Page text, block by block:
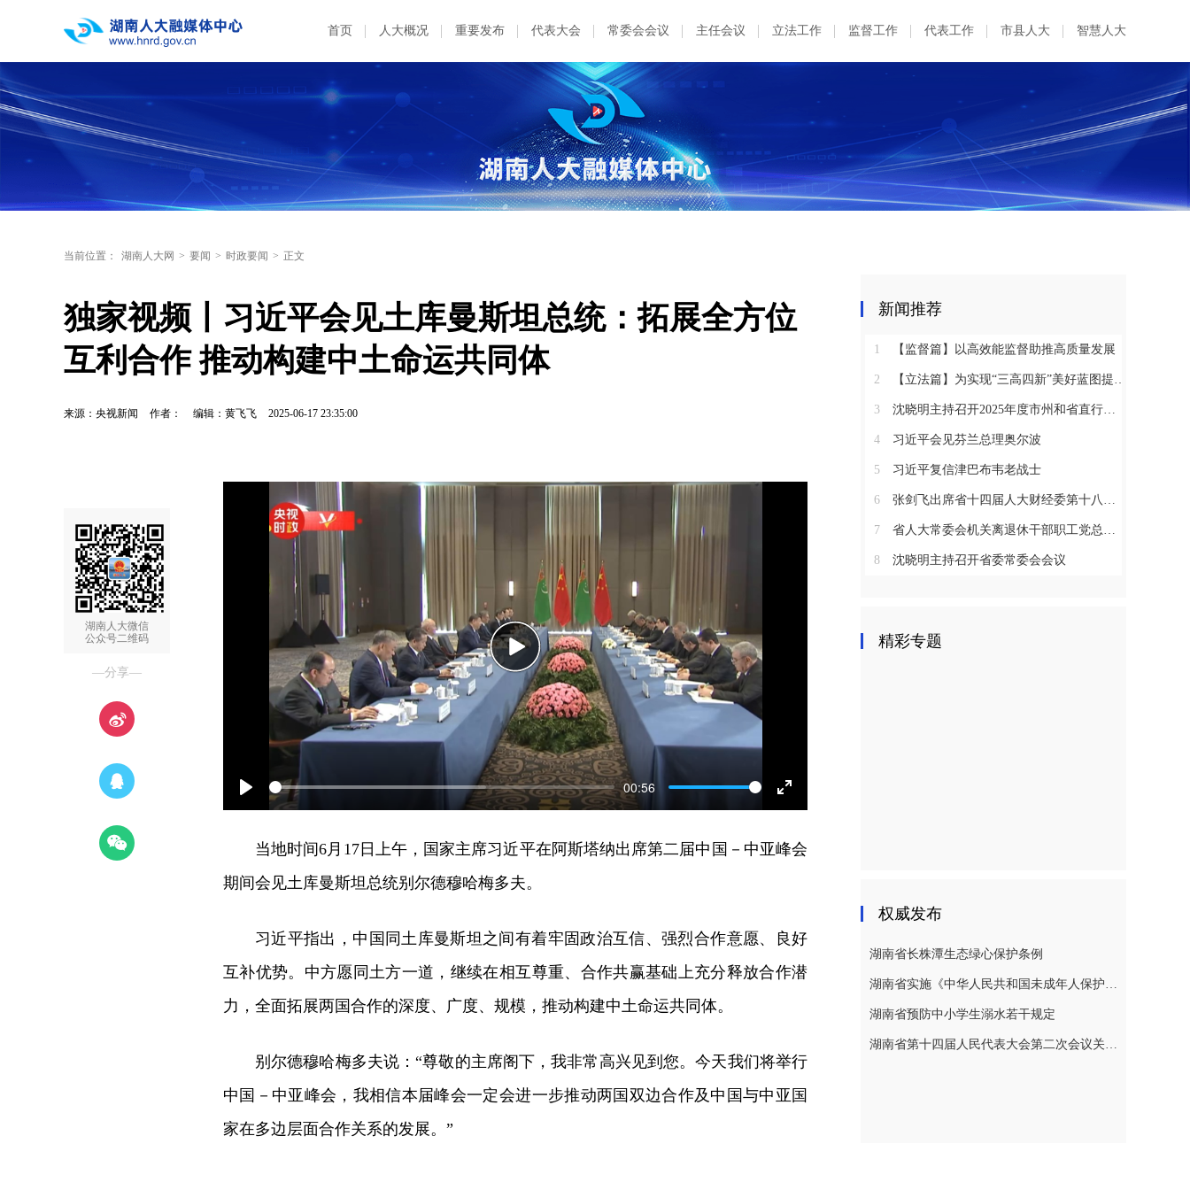
首页 人大概况 重要发布 代表大会 常委会会议 主任会议 立法工作 监督工作 代表工作 市县人大 智慧人大
当前位置： 湖南人大网 > 要闻 > 时政要闻 > 正文
独家视频丨习近平会见土库曼斯坦总统：拓展全方位
互利合作 推动构建中土命运共同体
来源：央视新闻 作者： 编辑：黄飞飞 2025-06-17 23:35:00
湖南人大微信
公众号二维码
—分享—
Play
00:56
Enter
fullscreen
Play
当地时间6月17日上午，国家主席习近平在阿斯塔纳出席第二届中国－中亚峰会
期间会见土库曼斯坦总统别尔德穆哈梅多夫。
习近平指出，中国同土库曼斯坦之间有着牢固政治互信、强烈合作意愿、良好
互补优势。中方愿同土方一道，继续在相互尊重、合作共赢基础上充分释放合作潜
力，全面拓展两国合作的深度、广度、规模，推动构建中土命运共同体。
别尔德穆哈梅多夫说：“尊敬的主席阁下，我非常高兴见到您。今天我们将举行
中国－中亚峰会，我相信本届峰会一定会进一步推动两国双边合作及中国与中亚国
家在多边层面合作关系的发展。”
新闻推荐
1 【监督篇】以高效能监督助推高质量发展
2 【立法篇】为实现“三高四新”美好蓝图提供坚实法治保障
3 沈晓明主持召开2025年度市州和省直行业系统党（工）委书记抓基层党建工作述职评议会议
4 习近平会见芬兰总理奥尔波
5 习近平复信津巴布韦老战士
6 张剑飞出席省十四届人大财经委第十八次全体会议
7 省人大常委会机关离退休干部职工党总支召开2025年度总结表彰大会
8 沈晓明主持召开省委常委会会议
精彩专题
权威发布
湖南省长株潭生态绿心保护条例
湖南省实施《中华人民共和国未成年人保护法》若干规定
湖南省预防中小学生溺水若干规定
湖南省第十四届人民代表大会第二次会议关于湖南省人民代表大会常务委员会工作报告的决议